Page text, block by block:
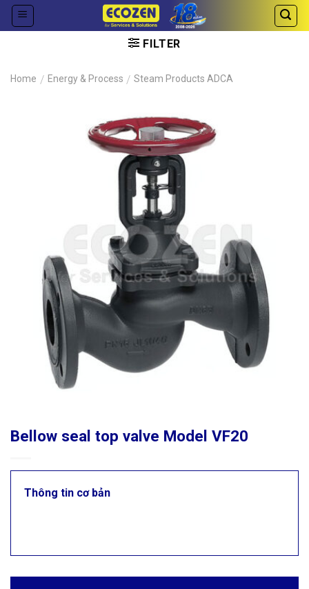
Skip
FILTER
Home / Energy & Process / Steam Products ADCA
Bellow seal top valve Model VF20
Thông tin cơ bản